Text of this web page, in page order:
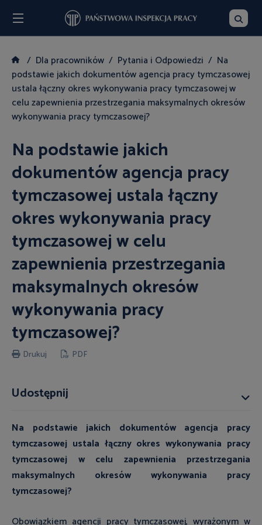
Dla pracowników Pytania i Odpowiedzi
Na
podstawie jakich dokumentów agencja pracy tymczasowej
ustala łączny okres wykonywania pracy tymczasowej w
celu zapewnienia przestrzegania maksymalnych okresów
wykonywania pracy tymczasowej?
Na podstawie jakich
dokumentów agencja pracy
tymczasowej ustala łączny
okres wykonywania pracy
tymczasowej w celu
zapewnienia przestrzegania
maksymalnych okresów
wykonywania pracy
tymczasowej?
Drukuj PDF
Na podstawie jakich dokumentów agencja pracy
tymczasowej ustala łączny okres wykonywania pracy
tymczasowej w celu zapewnienia przestrzegania
maksymalnych okresów wykonywania pracy
tymczasowej?
Obowiązkiem agencji pracy tymczasowej, wyrażonym w
Udostępnij
Szukaj